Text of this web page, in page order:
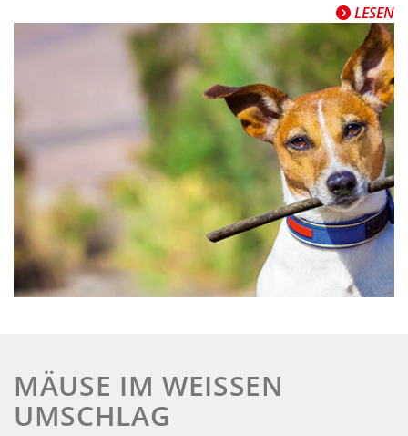
LESEN
MÄUSE IM WEISSEN U
MSCHLAG